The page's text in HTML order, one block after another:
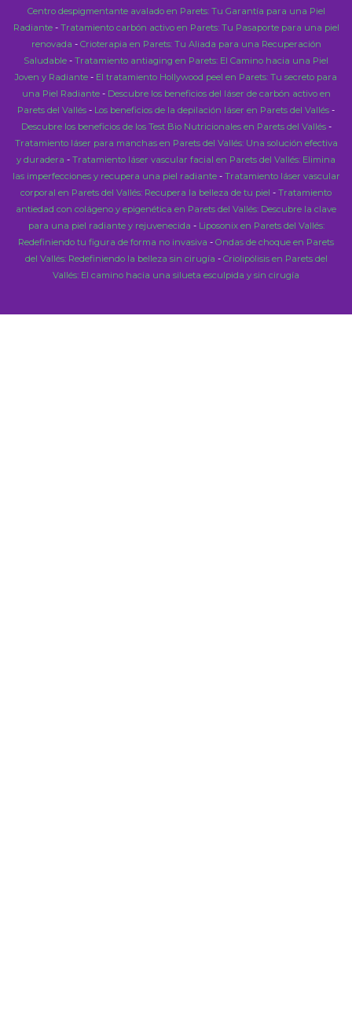
Centro despigmentante avalado en Parets: Tu Garantía para una Piel
Radiante- Tratamiento carbón activo en Parets: Tu Pasaporte para una piel
renovada - Crioterapia en Parets: Tu Aliada para una Recuperación
Saludable - Tratamiento antiaging en Parets: El Camino hacia una Piel
Joven y Radiante - El tratamiento Hollywood peel en Parets: Tu secreto para
una Piel Radiante- Descubre los beneficios del láser de carbón activo en
Parets del Vallés - Los beneficios de la depilación láser en Parets del Vallés -
Descubre los beneficios de los Test Bio Nutricionales en Parets del Vallés-
Tratamiento láser para manchas en Parets del Vallés: Una solución efectiva
y duradera - Tratamiento láser vascular facial en Parets del Vallés: Elimina
las imperfecciones y recupera una piel radiante- Tratamiento láser vascular
corporal en Parets del Vallés: Recupera la belleza de tu piel - Tratamiento
antiedad con colágeno y epigenética en Parets del Vallés: Descubre la clave
para una piel radiante y rejuvenecida - Liposonix en Parets del Vallés:
Redefiniendo tu figura de forma no invasiva - Ondas de choque en Parets
del Vallés: Redefiniendo la belleza sin cirugía - Criolipólisis en Parets del
Vallés: El camino hacia una silueta esculpida y sin cirugía